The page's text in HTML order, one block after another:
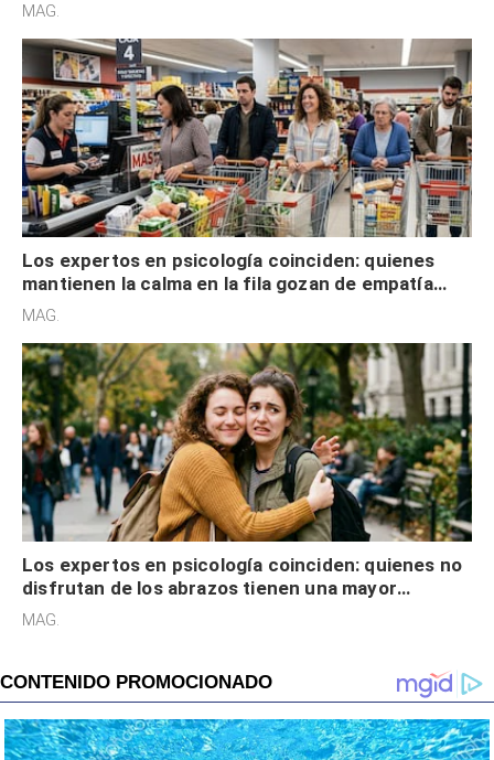
MAG.
Los expertos en psicología coinciden: quienes
mantienen la calma en la fila gozan de empatía
cognitiva, gratitud y no solo tienen autocontrol
MAG.
Los expertos en psicología coinciden: quienes no
disfrutan de los abrazos tienen una mayor
sensibilidad a los estímulos físicos y no es por
MAG.